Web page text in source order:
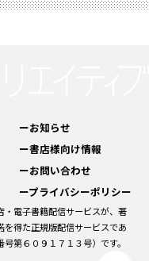
ーお知らせ
ー書店様向け情報
ーお問い合わせ
ープライバシーポリシー
・電子書籍配信サービスが、著
得た正規版配信サービスであ
第６０９１７１３号）です。